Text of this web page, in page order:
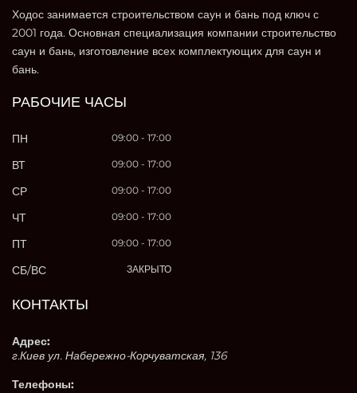
Ходос занимается строительством саун и бань под ключ с
2001 года. Основная специализация компании строительство
саун и бань, изготовление всех комплектующих для саун и
бань.
РАБОЧИЕ ЧАСЫ
ПН 09:00 - 17:00
ВТ 09:00 - 17:00
СР 09:00 - 17:00
ЧТ 09:00 - 17:00
ПТ 09:00 - 17:00
СБ/ВС ЗАКРЫТО
КОНТАКТЫ
Адрес:
г.Киев ул. Набережно-Корчуватская, 136
Телефоны: